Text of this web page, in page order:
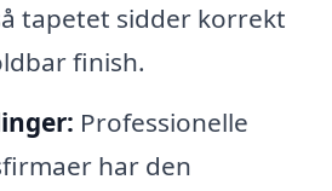
tapetet sidder korrekt
finish.
Professionelle
har den